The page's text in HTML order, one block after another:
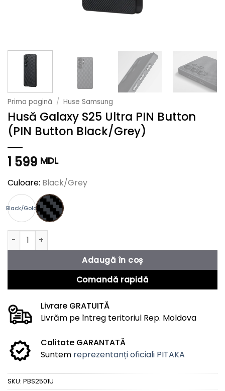
Prima pagină / Huse Samsung
Husă Galaxy S25 Ultra PIN Button
(PIN Button Black/Grey)
1 599 MDL
Culoare: Black/Grey
Black/Gold
Cantitate Husă Galaxy S25 Ultra PIN Button (PIN Button
Adaugă în coș
Comandă rapidă
Livrare GRATUITĂ
Livrăm pe întreg teritoriul Rep. Moldova
Calitate GARANTATĂ
Suntem reprezentanți oficiali PITAKA
SKU: PBS2501U